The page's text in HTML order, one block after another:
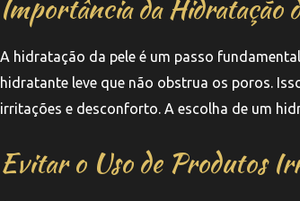
Importância da Hidratação
A hidratação da pele é um passo
hidratante leve que não obstrua os poros.
irritações e desconforto. A escolha de um
Evitar o Uso de Produtos